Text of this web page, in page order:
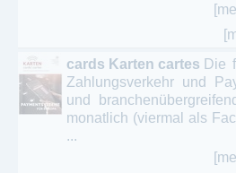
cards Karten cartes Die
Zahlungsverkehr und
und
monatlich (viermal als
...